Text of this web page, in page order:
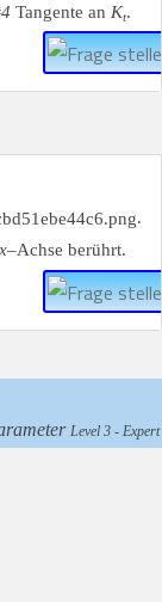
Tangente an Kt.
.
x–Achse berührt.
Level 3 -